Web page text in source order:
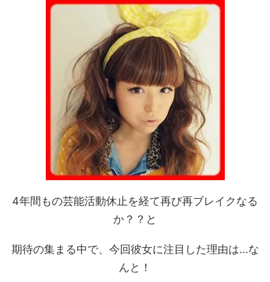
4年間もの芸能活動休止を経て再び再ブレイクなる
か？？と
期待の集まる中で、今回彼女に注目した理由は...な
んと！